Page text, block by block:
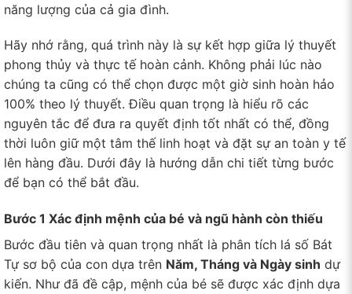
năng lượng của cả gia đình.
Hãy nhớ rằng, quá trình này là sự kết hợp giữa lý thuyết
phong thủy và thực tế hoàn cảnh. Không phải lúc nào
chúng ta cũng có thể chọn được một giờ sinh hoàn hảo
100% theo lý thuyết. Điều quan trọng là hiểu rõ các
nguyên tắc để đưa ra quyết định tốt nhất có thể, đồng
thời luôn giữ một tâm thế linh hoạt và đặt sự an toàn y tế
lên hàng đầu. Dưới đây là hướng dẫn chi tiết từng bước
để bạn có thể bắt đầu.
Bước 1 Xác định mệnh của bé và ngũ hành còn thiếu
Bước đầu tiên và quan trọng nhất là phân tích lá số Bát
Tự sơ bộ của con dựa trên Năm, Tháng và Ngày sinh dự
kiến. Như đã đề cập, mệnh của bé sẽ được xác định dựa